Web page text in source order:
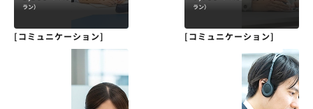
ラン）
ラン）
[コミュニケーション] [コミュニケーション]